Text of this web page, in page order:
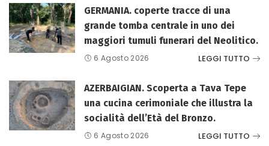
GERMANIA. coperte tracce di una
grande tomba centrale in uno dei
maggiori tumuli funerari del Neolitico.
6 Agosto 2026 LEGGI TUTTO
AZERBAIGIAN. Scoperta a Tava Tepe
una cucina cerimoniale che illustra la
socialità dell’Età del Bronzo.
6 Agosto 2026 LEGGI TUTTO